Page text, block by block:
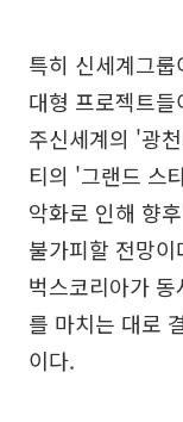
특히 신세계그
대형 프로젝트
주신세계의 '광
티의 '그랜드 스
악화로 인해 향
불가피할 전망
벅스코리아가
를 마치는 대로
이다.